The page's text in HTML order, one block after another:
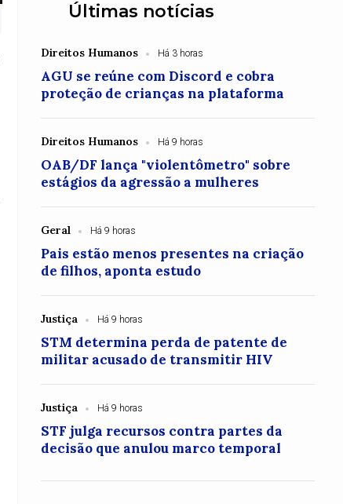
Últimas notícias
Direitos Humanos Há 3 horas
AGU se reúne com Discord e cobra
proteção de crianças na plataforma
Direitos Humanos Há 9 horas
OAB/DF lança "violentômetro" sobre
estágios da agressão a mulheres
Geral Há 9 horas
Pais estão menos presentes na criação
de filhos, aponta estudo
Justiça Há 9 horas
STM determina perda de patente de
militar acusado de transmitir HIV
Justiça Há 9 horas
STF julga recursos contra partes da
decisão que anulou marco temporal